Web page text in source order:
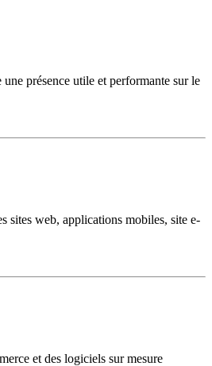
présence utile et performante sur le
sites web, applications mobiles, site e-
et des logiciels sur mesure